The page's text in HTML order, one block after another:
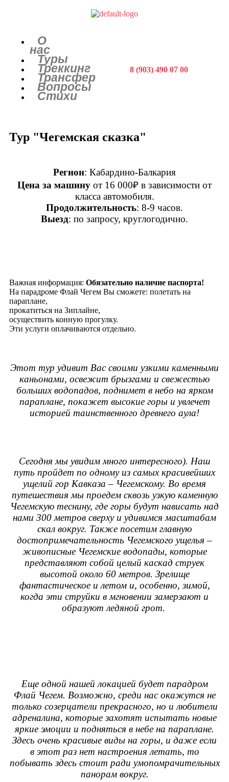
О
нас
Туры
Треккинг
Трансфер
Вопросы
Стихи
8 (903) 490 07 00
Тур "Чегемская сказка"
Регион: Кабардино-Балкария
Цена за машину от 16 000₽ в зависимости от
класса автомобиля.
Продолжительность: 8-9 часов.
Выезд: по запросу, круглогодично.
Важная информация: Обязательно наличие паспорта!
На парадроме Флай Чегем Вы сможете: полетать на
параплане,
прокатиться на Зиплайне,
осуществить конную прогулку.
Эти услуги оплачиваются отдельно.
Этот тур удивит Вас своими узкими каменными
каньонами, освежит брызгами и свежестью
больших водопадов, поднимет в небо на ярком
параплане, покажет высокие горы и увлечет
историей таинственного древнего аула!
Сегодня мы увидим много интересного). Наш
путь пройдет по одному из самых красивейших
ущелий гор Кавказа – Чегемскому. Во время
путешествия мы проедем сквозь узкую каменную
Чегемскую теснину, где горы будут нависать над
нами 300 метров сверху и удивимся масштабам
скал вокруг. Также посетим главную
достопримечательность Чегемского ущелья –
живописные Чегемские водопады, которые
представляют собой целый каскад струек
высотой около 60 метров. Зрелище
фантастическое и летом и, особенно, зимой,
когда эти струйки в мгновении замерзают и
образуют ледяной грот.
Еще одной нашей локацией будет парадром
Флай Чегем. Возможно, среди нас окажутся не
только созерцатели прекрасного, но и любители
адреналина, которые захотят испытать новые
яркие эмоции и подняться в небе на параплане.
Здесь очень красивые виды на горы, и даже если
в этот раз нет настроения летать, то
побывать здесь стоит ради умопомрачительных
панорам вокруг.